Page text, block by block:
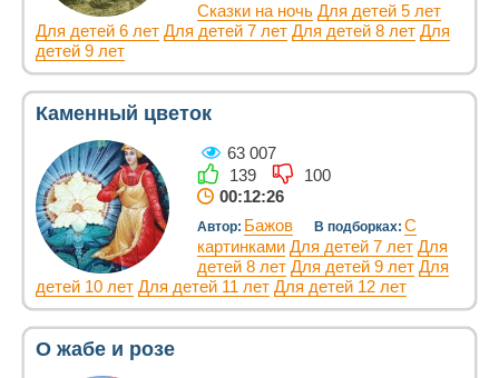
Сказки на ночь Для детей 5 лет
Для детей 6 лет Для детей 7 лет Для детей 8 лет Для
детей 9 лет
Каменный цветок
63 007
139
100
00:12:26
Автор: Бажов В подборках: С
картинками Для детей 7 лет Для
детей 8 лет Для детей 9 лет Для
детей 10 лет Для детей 11 лет Для детей 12 лет
О жабе и розе